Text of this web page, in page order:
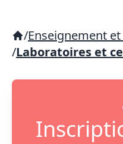
/Enseignement
/Laboratoires et